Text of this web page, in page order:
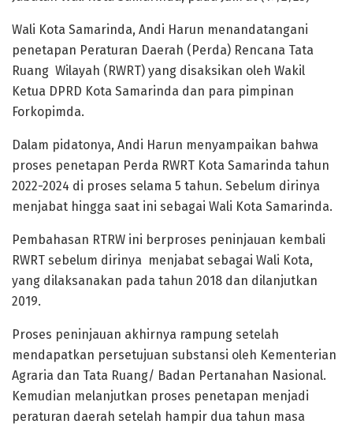
Wali Kota Samarinda, Andi Harun menandatangani
penetapan Peraturan Daerah (Perda) Rencana Tata
Ruang Wilayah (RWRT) yang disaksikan oleh Wakil
Ketua DPRD Kota Samarinda dan para pimpinan
Forkopimda.
Dalam pidatonya, Andi Harun menyampaikan bahwa
proses penetapan Perda RWRT Kota Samarinda tahun
2022-2024 di proses selama 5 tahun. Sebelum dirinya
menjabat hingga saat ini sebagai Wali Kota Samarinda.
Pembahasan RTRW ini berproses peninjauan kembali
RWRT sebelum dirinya menjabat sebagai Wali Kota,
yang dilaksanakan pada tahun 2018 dan dilanjutkan
2019.
Proses peninjauan akhirnya rampung setelah
mendapatkan persetujuan substansi oleh Kementerian
Agraria dan Tata Ruang/ Badan Pertanahan Nasional.
Kemudian melanjutkan proses penetapan menjadi
peraturan daerah setelah hampir dua tahun masa